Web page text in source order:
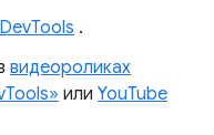
.
видеороликах
или YouTube